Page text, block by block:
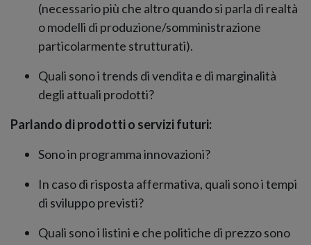
(necessario più che altro quando si parla di realtà
o modelli di produzione/somministrazione
particolarmente strutturati).
Quali sono i trends di vendita e di marginalità
degli attuali prodotti?
Parlando di prodotti o servizi futuri:
Sono in programma innovazioni?
In caso di risposta affermativa, quali sono i tempi
di sviluppo previsti?
Quali sono i listini e che politiche di prezzo sono